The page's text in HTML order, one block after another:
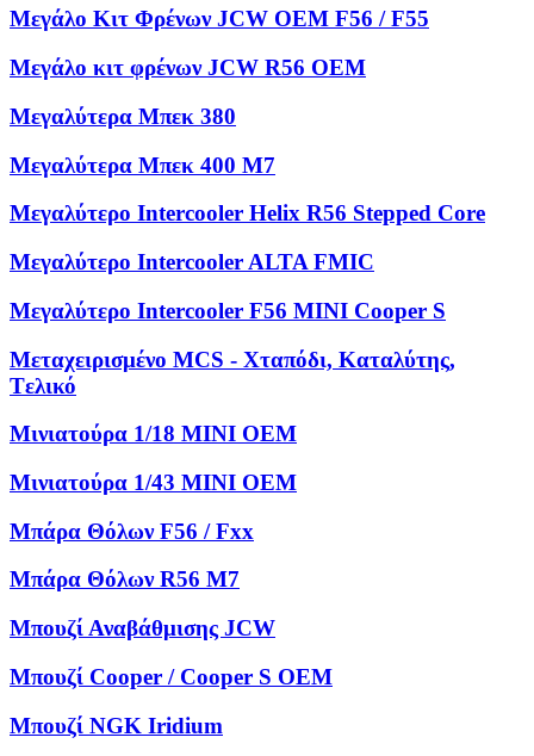
Μεγάλο Κιτ Φρένων JCW OEM F56 / F55
Μεγάλο κιτ φρένων JCW R56 OEM
Μεγαλύτερα Μπεκ 380
Μεγαλύτερα Μπεκ 400 M7
Μεγαλύτερο Intercooler Helix R56 Stepped Core
Μεγαλύτερο Intercooler ALTA FMIC
Μεγαλύτερο Intercooler F56 MINI Cooper S
Μεταχειρισμένο MCS - Χταπόδι, Kαταλύτης,
Tελικό
Μινιατούρα 1/18 MINI OEM
Μινιατούρα 1/43 MINI OEM
Μπάρα Θόλων F56 / Fxx
Μπάρα Θόλων R56 M7
Μπουζί Αναβάθμισης JCW
Μπουζί Cooper / Cooper S OEM
Μπουζί NGK Iridium